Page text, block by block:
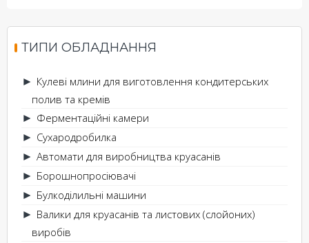
ТИПИ ОБЛАДНАННЯ
► Кулеві млини для виготовлення кондитерських
полив та кремів
► Ферментаційні камери
► Сухародробилка
► Автомати для виробництва круасанів
► Борошнопросіювачі
► Булкоділильні машини
► Валики для круасанів та листових (слойоних)
виробів